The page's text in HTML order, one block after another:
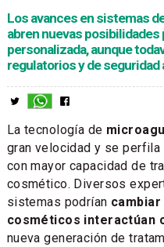
Los avances en sistemas
abren nuevas posibilidades
personalizada, aunque
regulatorios y de seguridad
La tecnología de
gran velocidad y se perfila
con mayor capacidad de
cosmético. Diversos
sistemas podrían
cosméticos interactúan
nueva generación de